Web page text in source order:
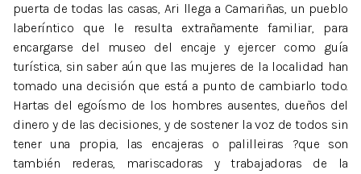
puerta de todas las casas, Ari llega a Camariñas, un pueblo
laberíntico que le resulta extrañamente familiar, para
encargarse del museo del encaje y ejercer como guía
turística, sin saber aún que las mujeres de la localidad han
tomado una decisión que está a punto de cambiarlo todo.
Hartas del egoísmo de los hombres ausentes, dueños del
dinero y de las decisiones, y de sostener la voz de todos sin
tener una propia, las encajeras o palilleiras ?que son
también rederas, mariscadoras y trabajadoras de la